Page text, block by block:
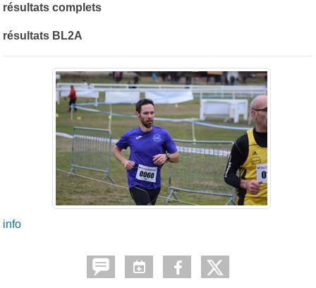
résultats complets
résultats BL2A
info